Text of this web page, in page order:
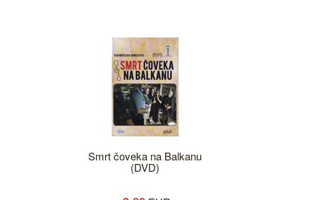
Smrt čoveka na Balkanu
(DVD)